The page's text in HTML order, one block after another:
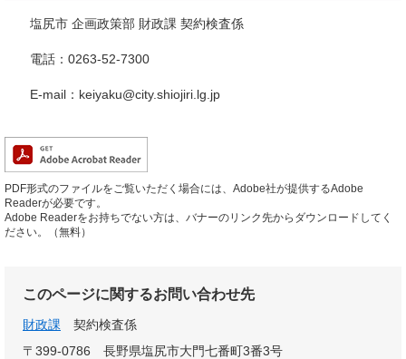
塩尻市 企画政策部 財政課 契約検査係
電話：0263-52-7300
E-mail：keiyaku@city.shiojiri.lg.jp
PDF形式のファイルをご覧いただく場合には、Adobe社が提供するAdobe
Readerが必要です。
Adobe Readerをお持ちでない方は、バナーのリンク先からダウンロードしてく
ださい。（無料）
このページに関するお問い合わせ先
財政課
契約検査係
〒399-0786
長野県塩尻市大門七番町3番3号